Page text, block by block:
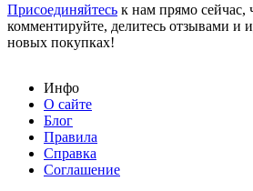
Присоединяйтесь к нам прямо сейчас,
комментируйте, делитесь отзывами и
новых покупках!
Инфо
О сайте
Блог
Правила
Справка
Соглашение